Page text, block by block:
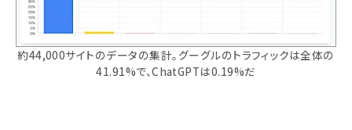
約44,000サイトのデータの集計。グーグルのトラフィックは全体の
41.91%で、ChatGPTは0.19%だ